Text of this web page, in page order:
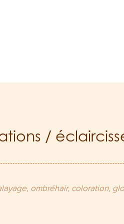
/
ombréhair, coloration,